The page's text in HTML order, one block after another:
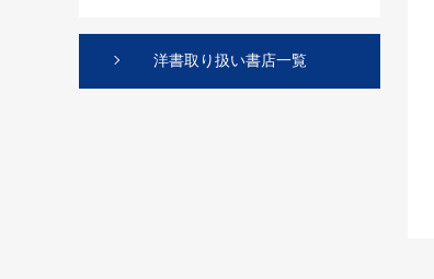
洋書取り扱い書店一覧